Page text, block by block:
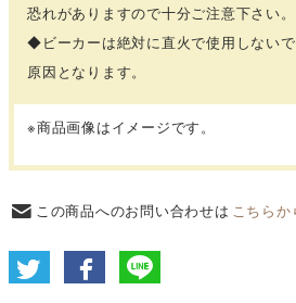
恐れがありますので十分ご注意下さい。
◆ビーカーは絶対に直火で使用しない
原因となります。
※商品画像はイメージです。
この商品へのお問い合わせは こちらか